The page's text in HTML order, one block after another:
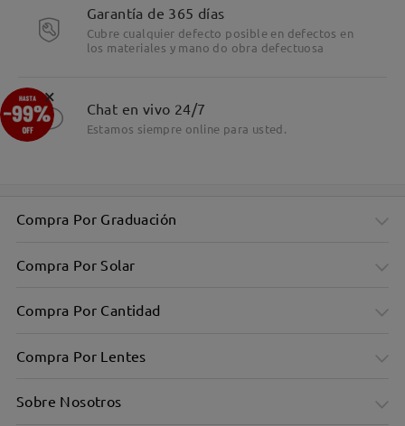
Garantía de 365 días
Cubre cualquier defecto posible en defectos en
los materiales y mano do obra defectuosa
Chat en vivo 24/7
Estamos siempre online para usted.
Compra Por Graduación
Compra Por Solar
Compra Por Cantidad
Compra Por Lentes
Sobre Nosotros
×